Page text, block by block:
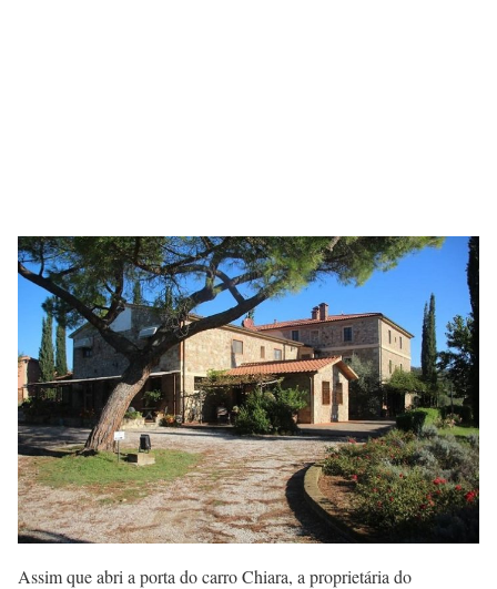
Assim que abri a porta do carro Chiara, a proprietária do